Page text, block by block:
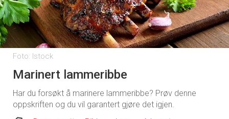
Foto: Istock
Marinert lammeribbe
Har du forsøkt å marinere lammeribbe? Prøv denne
oppskriften og du vil garantert gjøre det igjen.